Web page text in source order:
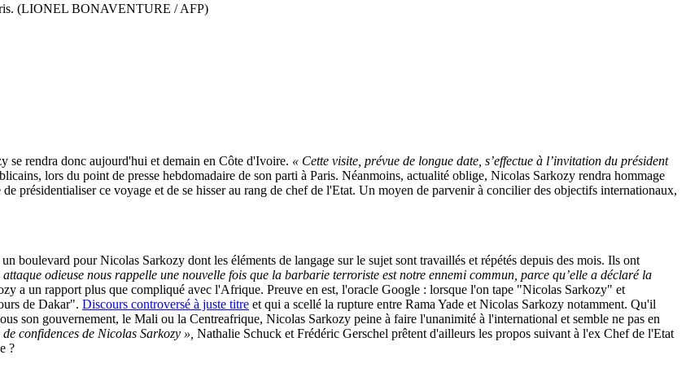
(LIONEL BONAVENTURE / AFP)
se rendra donc aujourd'hui et demain en Côte d'Ivoire. « Cette visite, prévue de longue date, s’effectue à l’invitation du président
lors du point de presse hebdomadaire de son parti à Paris. Néanmoins, actualité oblige, Nicolas Sarkozy rendra hommage
de présidentialiser ce voyage et de se hisser au rang de chef de l'Etat. Un moyen de parvenir à concilier des objectifs internationaux,
boulevard pour Nicolas Sarkozy dont les éléments de langage sur le sujet sont travaillés et répétés depuis des mois. Ils ont
attaque odieuse nous rappelle une nouvelle fois que la barbarie terroriste est notre ennemi commun, parce qu’elle a déclaré la
a un rapport plus que compliqué avec l'Afrique. Preuve en est, l'oracle Google : lorsque l'on tape "Nicolas Sarkozy" et
de Dakar". Discours controversé à juste titre et qui a scellé la rupture entre Rama Yade et Nicolas Sarkozy notamment. Qu'il
son gouvernement, le Mali ou la Centreafrique, Nicolas Sarkozy peine à faire l'unanimité à l'international et semble ne pas en
confidences de Nicolas Sarkozy », Nathalie Schuck et Frédéric Gerschel prêtent d'ailleurs les propos suivant à l'ex Chef de l'Etat
?